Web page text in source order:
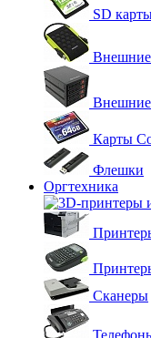
SD
Внешние
Внешние
Карты
Флешки
Оргтехника
Сканеры